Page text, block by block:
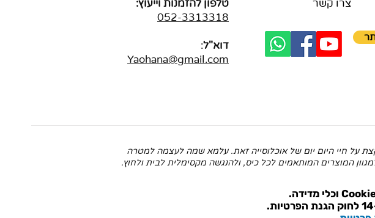
טלפון להזמנות וייעוץ:
052-3313318
דוא"ל:
Yaohana@gmail.com
צרו קשר
על חיי היום יום של אוכלוסייה זאת. עלמא שמה לעצמה למטרה
המוצרים המותאמים לכל כיס, ולהנגשה מקסימלית לבית ולחוץ.